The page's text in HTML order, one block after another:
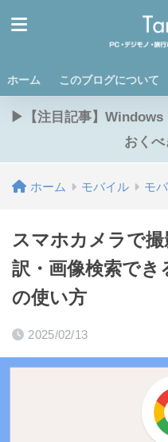
ホーム このブログについて
▶【注目記事】Windows
おく
ホーム モバイル モ
スマホカメラで
訳・画像検索でき
の使い方
2025/02/13